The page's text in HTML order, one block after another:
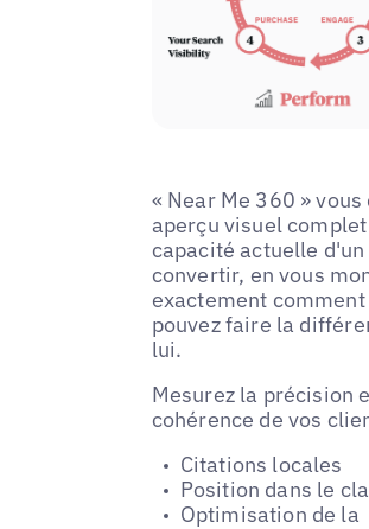
« Near Me 360 » vous
aperçu visuel
capacité actuelle
convertir, en vous
exactement comment
pouvez faire la
lui.
Mesurez la précision
cohérence de vos
Citations locales
Position dans le
Optimisation de la